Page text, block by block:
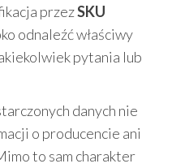
przezSKU
odnaleźć właściwy
pytania lub
danych nie
o producencie ani
to sam charakter